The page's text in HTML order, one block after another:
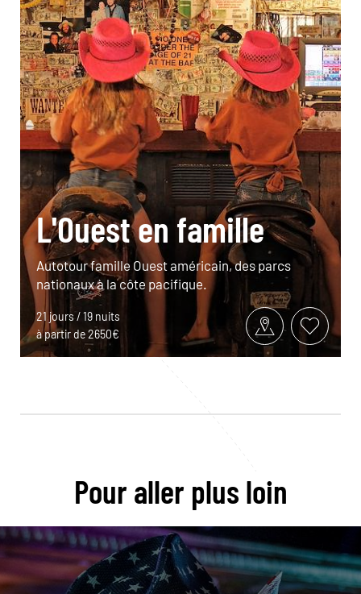
L'Ouest en famille
Autotour famille Ouest américain, des parcs
nationaux à la côte pacifique.
21 jours / 19 nuits
à partir de 2650€
Pour aller plus loin